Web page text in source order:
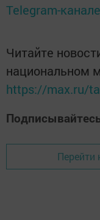
Telegram-канале
Читайте
национальном
https://max.ru/
Перейти